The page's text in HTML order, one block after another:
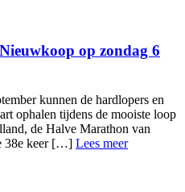
op zondag 6
kunnen de hardlopers en
ophalen tijdens de mooiste loop
de Halve Marathon van
38e keer […] Lees meer